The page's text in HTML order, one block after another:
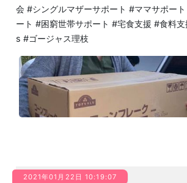
会 #シングルマザーサポート #ママサポー
ート #困窮世帯サポート #宅食支援 #食料
s #ゴージャス理枝
2021年01月22日 10:19:07